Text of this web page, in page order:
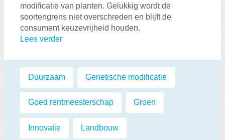
modificatie van planten. Gelukkig wordt de
soortengrens niet overschreden en blijft de
consument keuzevrijheid houden.
Lees verder
Labels:
Duurzaam Genetische modificatie
Goed rentmeesterschap Groen
Innovatie Landbouw